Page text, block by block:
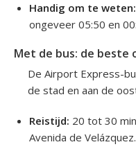
Handig om te weten:
ongeveer 05:50 en
Met de bus: de beste
De Airport Express-
de stad en aan de
Reistijd: 20 tot 30
Avenida de Velázquez.